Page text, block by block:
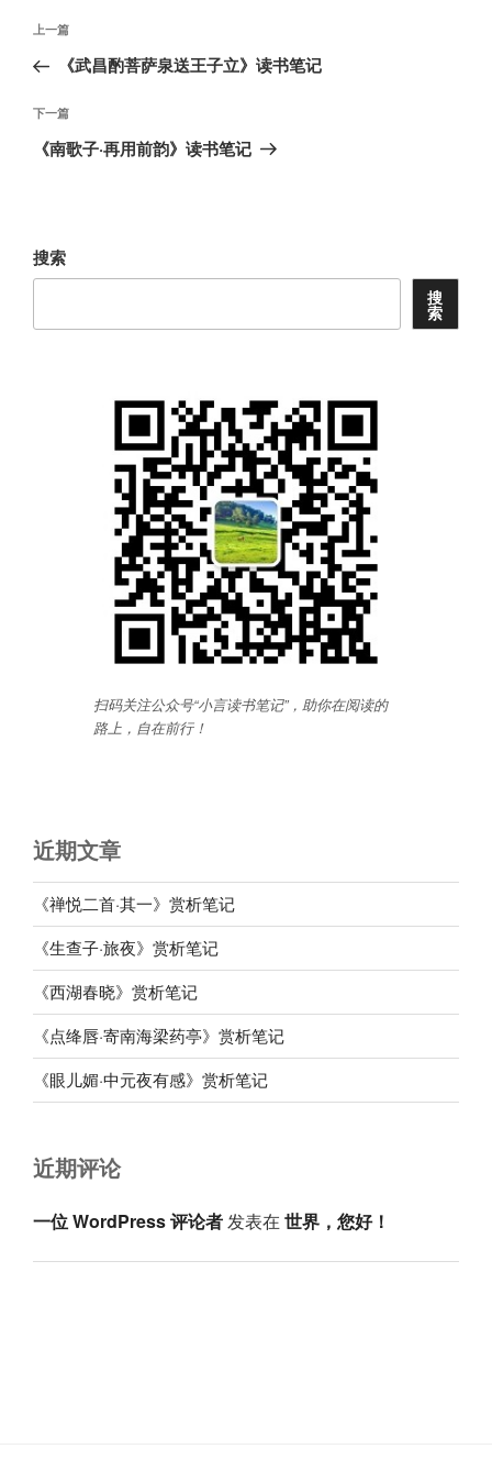
文
导
航
上
一
文
章
上一篇
《武昌酌菩萨泉送王子立》读书笔记
下
一
下一篇
《南歌子·再用前韵》读书笔记
搜索
搜
索
扫码关注公众号“小言读书笔记”，助你在阅读的
路上，自在前行！
近期文章
《禅悦二首·其一》赏析笔记
《生查子·旅夜》赏析笔记
《西湖春晓》赏析笔记
《点绛唇·寄南海梁药亭》赏析笔记
《眼儿媚·中元夜有感》赏析笔记
近期评论
一位 WordPress 评论者发表在 世界，您好！